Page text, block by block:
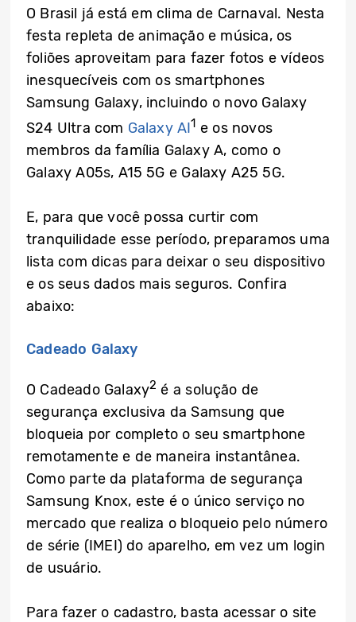
O Brasil já está em clima de Carnaval. Nesta
festa repleta de animação e música, os
foliões aproveitam para fazer fotos e vídeos
inesquecíveis com os smartphones
Samsung Galaxy, incluindo o novo Galaxy
S24 Ultra com Galaxy AI1 e os novos
membros da família Galaxy A, como o
Galaxy A05s, A15 5G e Galaxy A25 5G.
E, para que você possa curtir com
tranquilidade esse período, preparamos uma
lista com dicas para deixar o seu dispositivo
e os seus dados mais seguros. Confira
abaixo:
Cadeado Galaxy
O Cadeado Galaxy2 é a solução de
segurança exclusiva da Samsung que
bloqueia por completo o seu smartphone
remotamente e de maneira instantânea.
Como parte da plataforma de segurança
Samsung Knox, este é o único serviço no
mercado que realiza o bloqueio pelo número
de série (IMEI) do aparelho, em vez um login
de usuário.
Para fazer o cadastro, basta acessar o site